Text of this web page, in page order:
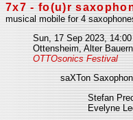
7x7 - fo(u)r
musical mobile for 4
Sun, 17 Sep 2023, 14:00
Ottensheim, Alter
OTTOsonics Festival
saXTon
Stefan
Evelyne